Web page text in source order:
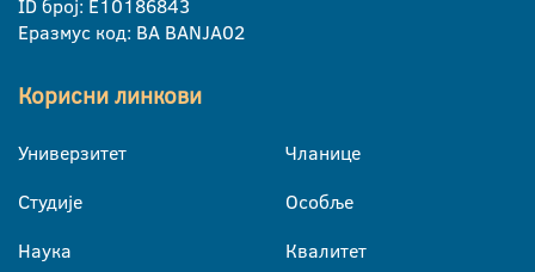
ID број: E10186843
Еразмус код: BA BANJA02
Корисни линкови
Универзитет
Студије
Наука
Чланице
Особље
Квалитет